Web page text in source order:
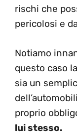
rischi che
pericolosi e
Notiamo
questo caso
sia un
proprio
lui stesso.